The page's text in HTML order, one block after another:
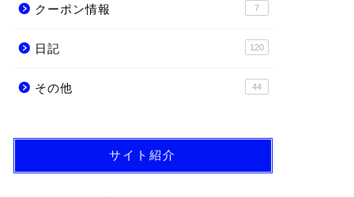
クーポン情報 7
日記 120
その他 44
サイト紹介